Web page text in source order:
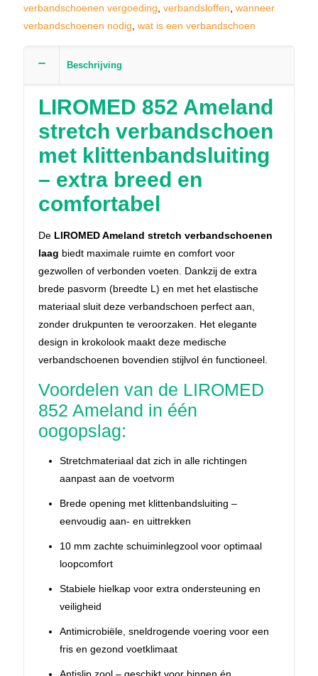
verbandschoenen vergoeding verbandsloffen wanneer
verbandschoenen nodig wat is een verbandschoen
Beschrijving
LIROMED 852 Ameland
stretch verbandschoen
met klittenbandsluiting
– extra breed en
comfortabel
De LIROMED Ameland stretch verbandschoenen
laag biedt maximale ruimte en comfort voor
gezwollen of verbonden voeten. Dankzij de extra
brede pasvorm (breedte L) en met het elastische
materiaal sluit deze verbandschoen perfect aan,
zonder drukpunten te veroorzaken. Het elegante
design in krokolook maakt deze medische
verbandschoenen bovendien stijlvol én functioneel.
Voordelen van de LIROMED
852 Ameland in één
oogopslag:
Stretchmateriaal dat zich in alle richtingen
aanpast aan de voetvorm
Brede opening met klittenbandsluiting –
eenvoudig aan- en uittrekken
10 mm zachte schuiminlegzool voor optimaal
loopcomfort
Stabiele hielkap voor extra ondersteuning en
veiligheid
Antimicrobiële, sneldrogende voering voor een
fris en gezond voetklimaat